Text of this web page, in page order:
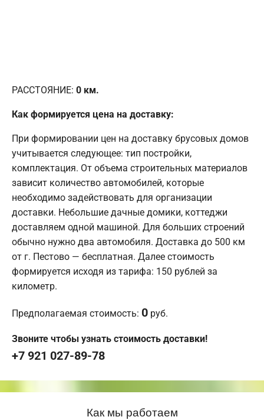
РАССТОЯНИЕ: 0 км.
Как формируется цена на доставку:
При формировании цен на доставку брусовых домов
учитывается следующее: тип постройки,
комплектация. От объема строительных материалов
зависит количество автомобилей, которые
необходимо задействовать для организации
доставки. Небольшие дачные домики, коттеджи
доставляем одной машиной. Для больших строений
обычно нужно два автомобиля. Доставка до 500 км
от г. Пестово — бесплатная. Далее стоимость
формируется исходя из тарифа: 150 рублей за
километр.
Предполагаемая стоимость: 0 руб.
Звоните чтобы узнать стоимость доставки!
+7 921 027-89-78
Как мы работаем